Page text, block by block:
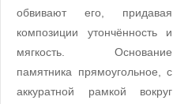
обвивают его, придавая
композиции утончённость и
мягкость. Основание
памятника прямоугольное, с
аккуратной рамкой вокруг